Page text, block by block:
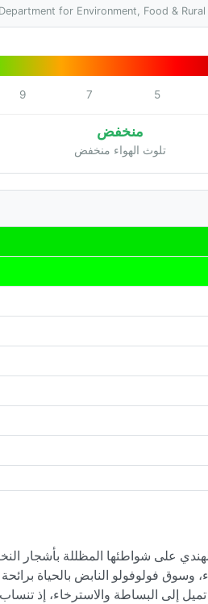
Department for Environment, Food &
5
7
9
منخفض
تلوث الهواء منخفض
على شواطئها المظللة بأشجار
فولوفولو النابض بالحياة برائحة
إلى البساطة والاسترخاء، إذ تنساب